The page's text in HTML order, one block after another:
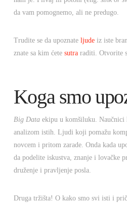
da vam pomognemo, ali ne predugo.
Trudite se da upoznate ljudeiz iste
znate sa kim ćete sutraraditi. Otvorite
Koga smo
Big Dataekipu u komšiluku. Naučnici
analizom istih. Ljudi koji pomažu
novcem i pritom zarade. Onda kada
da podelite iskustva, znanje i lovačke
druženje i pravljenje posla.
Druga tržišta! O kako smo svi isti i